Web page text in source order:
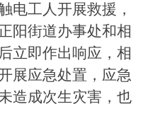
电工人开展救援，
阳街道办事处和相
立即作出响应，相
展应急处置，应急
造成次生灾害，也